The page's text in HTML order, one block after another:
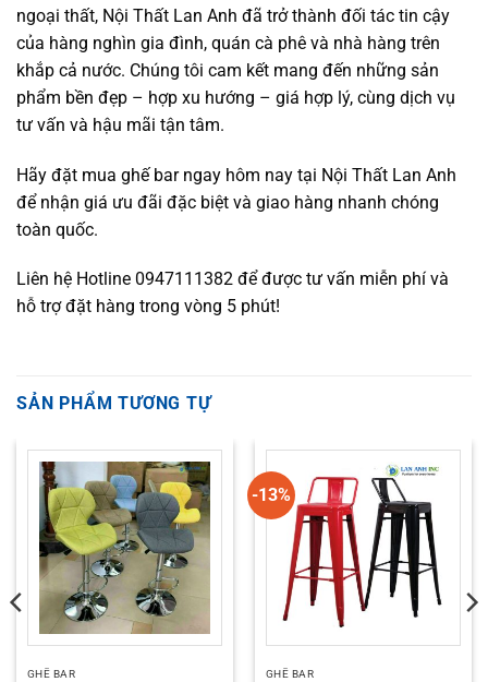
ngoại thất, Nội Thất Lan Anh đã trở thành đối tác tin cậy
của hàng nghìn gia đình, quán cà phê và nhà hàng trên
khắp cả nước. Chúng tôi cam kết mang đến những sản
phẩm bền đẹp – hợp xu hướng – giá hợp lý, cùng dịch vụ
tư vấn và hậu mãi tận tâm.
Hãy đặt mua ghế bar ngay hôm nay tại Nội Thất Lan Anh
để nhận giá ưu đãi đặc biệt và giao hàng nhanh chóng
toàn quốc.
Liên hệ Hotline 0947111382 để được tư vấn miễn phí và
hỗ trợ đặt hàng trong vòng 5 phút!
SẢN PHẨM TƯƠNG TỰ
GHẾ BAR
-13%
GHẾ BAR